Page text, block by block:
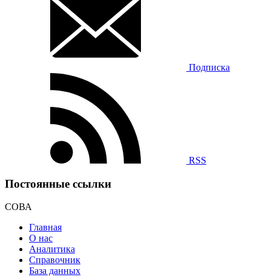
Подписка
RSS
Постоянные ссылки
СОВА
Главная
О нас
Аналитика
Справочник
База данных